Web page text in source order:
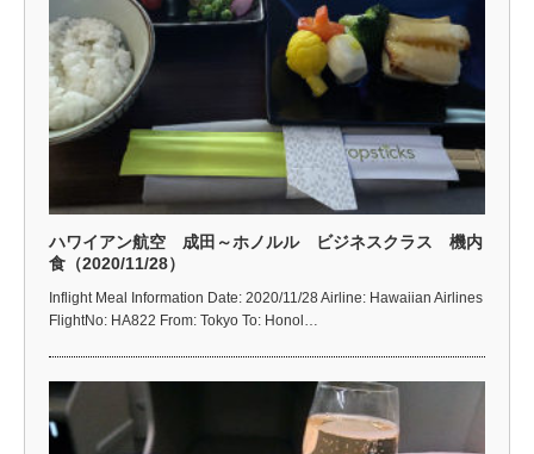
ハワイアン航空 成田～ホノルル ビジネスクラス 機内
食（2020/11/28）
Inflight Meal Information Date: 2020/11/28 Airline: Hawaiian Airlines
FlightNo: HA822 From: Tokyo To: Honol…